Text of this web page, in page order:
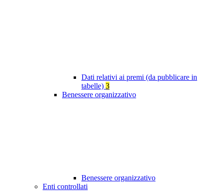
Dati relativi ai premi (da pubblicare in
tabelle) 3
Benessere organizzativo
Benessere organizzativo
Enti controllati